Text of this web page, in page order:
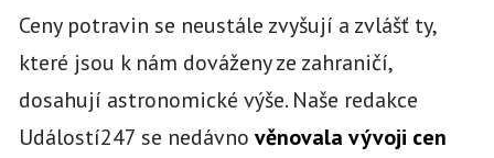
Ceny potravin se neustále zvyšují a zvlášť ty,
které jsou k nám dováženy ze zahraničí,
dosahují astronomické výše. Naše redakce
Událostí247 se nedávno věnovala vývoji cen